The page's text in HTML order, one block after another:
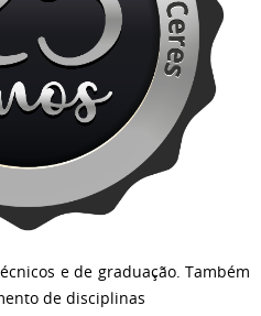
e de graduação. Também
de disciplinas